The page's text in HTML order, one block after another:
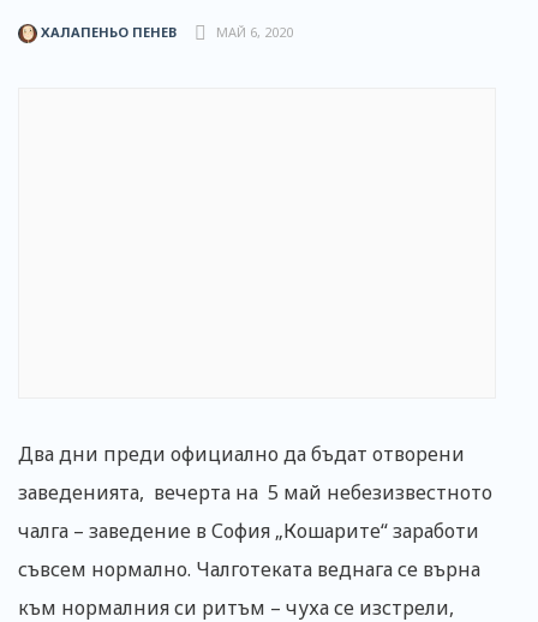
ХАЛАПЕНЬО ПЕНЕВ МАЙ 6, 2020
Два дни преди официално да бъдат отворени
заведенията, вечерта на 5 май небезизвестното
чалга – заведение в София „Кошарите“ заработи
съвсем нормално. Чалготеката веднага се върна
към нормалния си ритъм – чуха се изстрели,